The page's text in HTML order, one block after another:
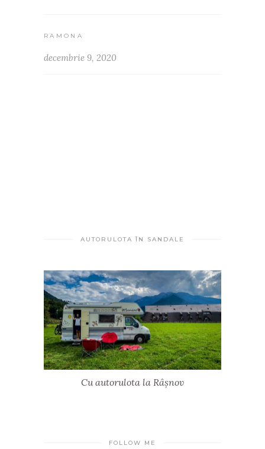
RAMONA
decembrie 9, 2020
AUTORULOTA ÎN SANDALE
Cu autorulota la Râșnov
FOLLOW ME